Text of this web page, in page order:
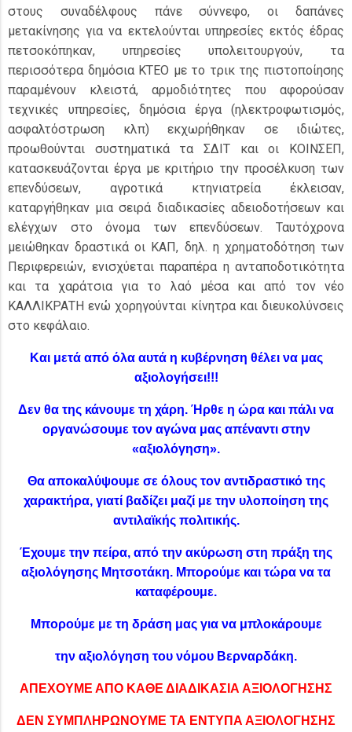
στους συναδέλφους πάνε σύννεφο, οι δαπάνες
μετακίνησης για να εκτελούνται υπηρεσίες εκτός έδρας
πετσοκόπηκαν, υπηρεσίες υπολειτουργούν, τα
περισσότερα δημόσια ΚΤΕΟ με το τρικ της πιστοποίησης
παραμένουν κλειστά, αρμοδιότητες που αφορούσαν
τεχνικές υπηρεσίες, δημόσια έργα (ηλεκτροφωτισμός,
ασφαλτόστρωση κλπ) εκχωρήθηκαν σε ιδιώτες,
προωθούνται συστηματικά τα ΣΔΙΤ και οι ΚΟΙΝΣΕΠ,
κατασκευάζονται έργα με κριτήριο την προσέλκυση των
επενδύσεων, αγροτικά κτηνιατρεία έκλεισαν,
καταργήθηκαν μια σειρά διαδικασίες αδειοδοτήσεων και
ελέγχων στο όνομα των επενδύσεων. Ταυτόχρονα
μειώθηκαν δραστικά οι ΚΑΠ, δηλ. η χρηματοδότηση των
Περιφερειών, ενισχύεται παραπέρα η ανταποδοτικότητα
και τα χαράτσια για το λαό μέσα και από τον νέο
ΚΑΛΛΙΚΡΑΤΗ ενώ χορηγούνται κίνητρα και διευκολύνσεις
στο κεφάλαιο.
Και μετά από όλα αυτά η κυβέρνηση θέλει να μας
αξιολογήσει!!!
Δεν θα της κάνουμε τη χάρη. Ήρθε η ώρα και πάλι να
οργανώσουμε τον αγώνα μας απέναντι στην
«αξιολόγηση».
Θα αποκαλύψουμε σε όλους τον αντιδραστικό της
χαρακτήρα, γιατί βαδίζει μαζί με την υλοποίηση της
αντιλαϊκής πολιτικής.
Έχουμε την πείρα, από την ακύρωση στη πράξη της
αξιολόγησης Μητσοτάκη. Μπορούμε και τώρα να τα
καταφέρουμε.
Μπορούμε με τη δράση μας για να μπλοκάρουμε
την αξιολόγηση του νόμου Βερναρδάκη.
ΑΠΕΧΟΥΜΕ ΑΠΟ ΚΑΘΕ ΔΙΑΔΙΚΑΣΙΑ ΑΞΙΟΛΟΓΗΣΗΣ
ΔΕΝ ΣΥΜΠΛΗΡΩΝΟΥΜΕ ΤΑ ΕΝΤΥΠΑ ΑΞΙΟΛΟΓΗΣΗΣ